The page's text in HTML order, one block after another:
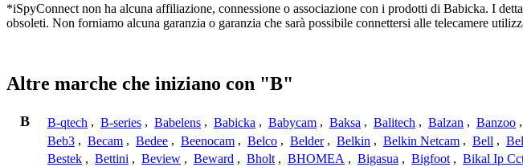
*iSpyConnect non ha alcuna affiliazione, connessione o associazione con i prodotti di Babicka. I
obsoleti. Non forniamo alcuna garanzia o garanzia che sarà possibile connettersi alle telecamere
Altre marche che iniziano con "B"
B B-qtech , B-series , Babelens , Babicka , Babycam , Baksa , Balitech , Balzan , Banzoo ,
Beb3 , Becam , Bedee , Beenocam , Belco , Belder , Belkin , Belkin Netcam , Bell ,
Bestek , Bettini , Beview , Beward , Bholt , BHOMEA , Bigasua , Bigfoot , Bikal Ip